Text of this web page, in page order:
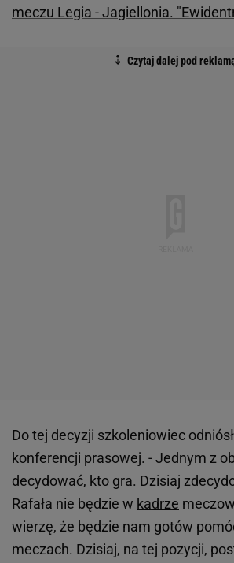
meczu Legia - Jagiellonia.
Do tej decyzji szkoleniowiec
konferencji prasowej. - Jednym z
decydować, kto gra. Dzisiaj
Rafała nie będzie w kadrze
wierzę, że będzie nam gotów
meczach. Dzisiaj, na tej pozycji,